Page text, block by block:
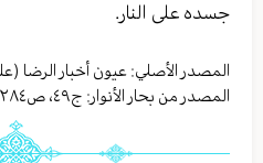
جسده على النار.
المصدر الأصلي: عيون أخبار الرضا
المصدر من بحار الأنوار: ج٤٩، ص٢٨٤